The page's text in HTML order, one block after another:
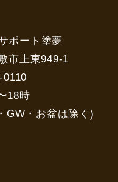
ポート塗夢
市上東949-1
0110
18時
GW・お盆は除く)